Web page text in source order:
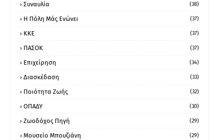
Συναυλία (38)
Η Πόλη Μάς Ενώνει (37)
ΚΚΕ (37)
ΠΑΣΟΚ (37)
Επιχείρηση (34)
Διασκέδαση (33)
Ποιότητα Ζωής (32)
ΟΠΑΔΥ (30)
Ζωοδόχος Πηγή (29)
Μουσείο Μπουζιάνη (29)